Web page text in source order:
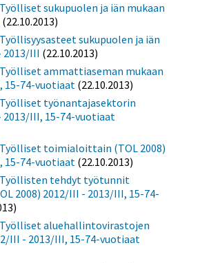
sukupuolen ja iän mukaan
(22.10.2013)
sukupuolen ja iän
2013/III (22.10.2013)
ammattiaseman mukaan
15-74-vuotiaat (22.10.2013)
työnantajasektorin
2013/III, 15-74-vuotiaat
toimialoittain (TOL 2008)
15-74-vuotiaat (22.10.2013)
tehdyt työtunnit
2008) 2012/III - 2013/III, 15-74-
aluehallintovirastojen
III - 2013/III, 15-74-vuotiaat